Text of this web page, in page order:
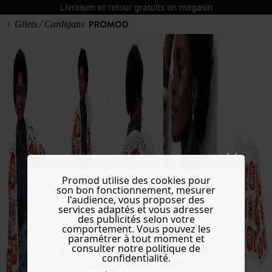
Livraison et retour gratuits en magasin
Do you want to be redirected to
www.promod.com ?
Gilets / Cardigans
Promod utilise des cookies pour
son bon fonctionnement, mesurer
l'audience, vous proposer des
services adaptés et vous adresser
des publicités selon votre
comportement. Vous pouvez les
paramétrer à tout moment et
consulter notre politique de
confidentialité.